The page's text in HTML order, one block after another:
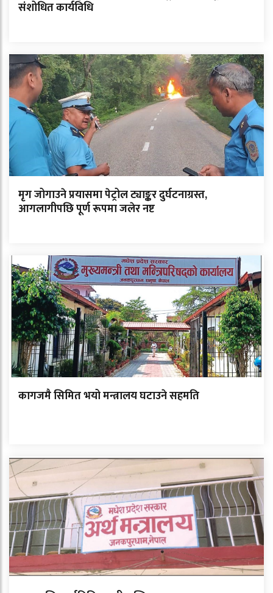
संशोधित कार्यविधि
मृग जोगाउने प्रयासमा पेट्रोल ट्याङ्कर दुर्घटनाग्रस्त,
आगलागीपछि पूर्ण रूपमा जलेर नष्ट
कागजमै सिमित भयो मन्त्रालय घटाउने सहमति